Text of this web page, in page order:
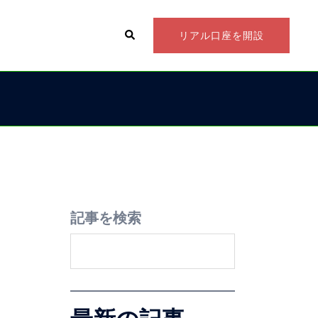
リアル口座を開設
記事を検索